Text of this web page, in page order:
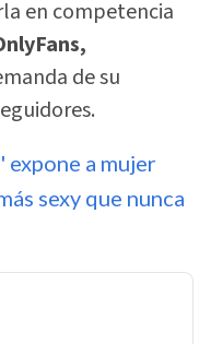
en competencia
de su
a mujer
sexy que nunca